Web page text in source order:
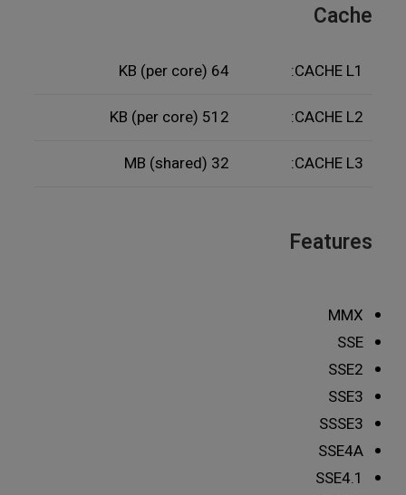
Cache
CACHE L1:
64 KB (per core)
CACHE L2:
512 KB (per core)
CACHE L3:
32 MB (shared)
Features
MMX
SSE
SSE2
SSE3
SSSE3
SSE4A
SSE4.1